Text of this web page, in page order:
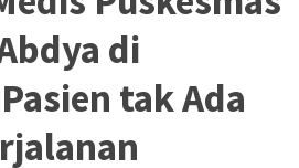
di
tak Ada